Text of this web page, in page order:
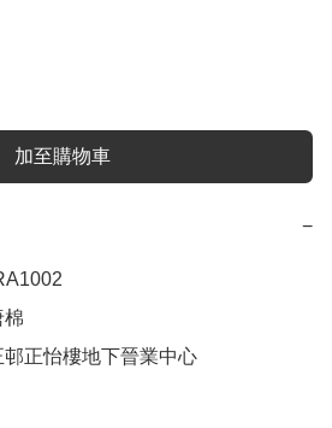
加至購物車
−
棉
正怡樓地下晉業中心